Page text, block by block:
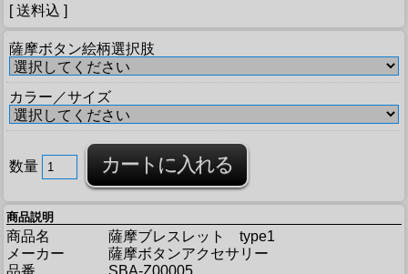
[ 送料込 ]
薩摩ボタン絵柄選択肢
カラー／サイズ
数量
商品説明
商品名
薩摩ブレスレット type1
メーカー
薩摩ボタンアクセサリー